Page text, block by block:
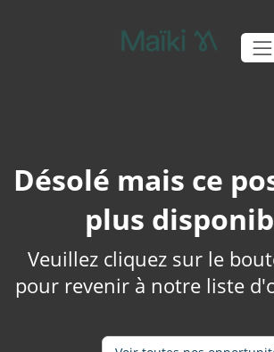
Désolé mais ce
plus
Veuillez cliquez sur le
pour revenir à notre liste